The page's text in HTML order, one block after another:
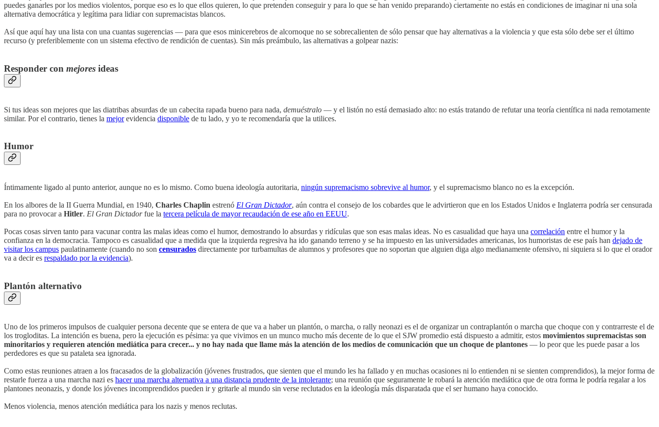
puedes ganarles por los medios violentos, porque eso es lo que ellos quieren, lo que pretenden conseguir y para lo que se han venido preparando) ciertamente no estás en condiciones de imaginar ni una sola
alternativa democrática y legítima para lidiar con supremacistas blancos.
Así que aquí hay una lista con una cuantas sugerencias — para que esos minicerebros de alcornoque no se sobrecalienten de sólo pensar que hay alternativas a la violencia y que esta sólo debe ser el último
recurso (y preferiblemente con un sistema efectivo de rendición de cuentas). Sin más preámbulo, las alternativas a golpear nazis:
Responder con mejores ideas
Si tus ideas son mejores que las diatribas absurdas de un cabecita rapada bueno para nada, demuéstralo — y el listón no está demasiado alto: no estás tratando de refutar una teoría científica ni nada remotamente
similar. Por el contrario, tienes la mejorevidencia disponible de tu lado, y yo te recomendaría que la utilices.
Humor
Íntimamente ligado al punto anterior, aunque no es lo mismo. Como buena ideología autoritaria, ningún supremacismo sobrevive al humor, y el supremacismo blanco no es la excepción.
En los albores de la II Guerra Mundial, en 1940, Charles Chaplin estrenó El Gran Dictador, aún contra el consejo de los cobardes que le advirtieron que en los Estados Unidos e Inglaterra podría ser censurada
para no provocar a Hitler. El Gran Dictadorfue la tercera película de mayor recaudación de ese año en EEUU.
Pocas cosas sirven tanto para vacunar contra las malas ideas como el humor, demostrando lo absurdas y ridículas que son esas malas ideas. No es casualidad que haya una correlación entre el humor y la
confianza en la democracia. Tampoco es casualidad que a medida que la izquierda regresiva ha ido ganando terreno y se ha impuesto en las universidades americanas, los humoristas de ese país han dejado de
visitar los campus paulatinamente (cuando no son censurados directamente por turbamultas de alumnos y profesores que no soportan que alguien diga algo medianamente ofensivo, ni siquiera si lo que el orador
va a decir es respaldado por la evidencia).
Plantón alternativo
Uno de los primeros impulsos de cualquier persona decente que se entera de que va a haber un plantón, o marcha, o rally neonazi es el de organizar un contraplantón o marcha que choque con y contrarreste el de
los trogloditas. La intención es buena, pero la ejecución es pésima: ya que vivimos en un munco mucho más decente de lo que el SJW promedio está dispuesto a admitir, estos movimientos supremacistas son
minoritarios y requieren atención mediática para crecer... y no hay nada que llame más la atención de los medios de comunicación que un choque de plantones — lo peor que les puede pasar a los
perdedores es que su pataleta sea ignorada.
Como estas reuniones atraen a los fracasados de la globalización (jóvenes frustrados, que sienten que el mundo les ha fallado y en muchas ocasiones ni lo entienden ni se sienten comprendidos), la mejor forma de
restarle fuerza a una marcha nazi es hacer una marcha alternativa a una distancia prudente de la intolerante; una reunión que seguramente le robará la atención mediática que de otra forma le podría regalar a los
plantones neonazis, y donde los jóvenes incomprendidos pueden ir y gritarle al mundo sin verse reclutados en la ideología más disparatada que el ser humano haya conocido.
Menos violencia, menos atención mediática para los nazis y menos reclutas.